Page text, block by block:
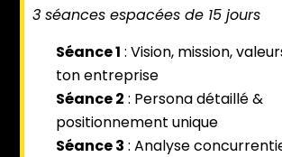
3 séances espacées de 15 jours
Séance 1 : Vision, mission,
ton entreprise
Séance 2 : Persona détaillé &
positionnement unique
Séance 3 : Analyse